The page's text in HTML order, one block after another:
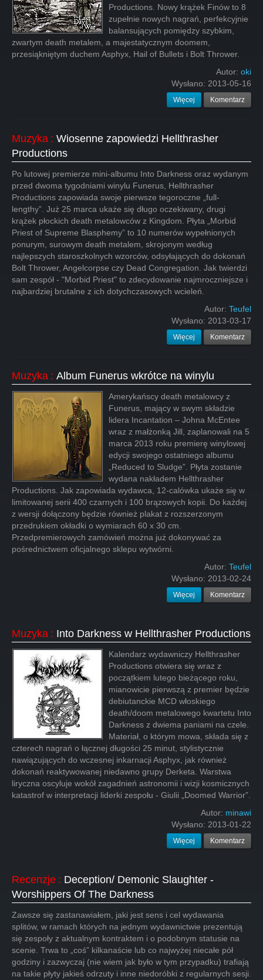
Productions. Nowy krążek Finów to 8
zupełnie nowych nagrań, perfekcyjnie
balansujących pomiędzy szybkim,
zwartym death metalem, a majestatycznym doomem,
przesiąkniętym duchem Asphyx, Hail of Bullets i Bolt Thrower.
Autor: oki
Wysłano: 2013-05-16
Więcej Komentarz
Muzyka : Wiosenne zapowiedzi Hellthrasher
Productions
Po lutowej premierze mini-albumu Into Darkness oraz wydanym
przed dwoma tygodniami winylu Funerus, Hellthrasher
Productions zapowiada swoje pierwsze tegoroczne „full-
lengthy”. Już 25 marca ukaże się długo oczekiwany, drugi
krążek płockich death metalowców z Kingdom. Płyta „Morbid
Priest of Supreme Blasphemy” to 10 numerów wypełnionych
ponurym, surowym death metalem, skrojonym według
najlepszych staroszkolnych wzorców, odsyłających do dokonań
Bolt Thrower, Angelcorpse czy Dead Congregation. Jak twierdzi
sam zespół - "Morbid Priest" to zdecydowanie najmroczniejsze i
najbardziej brutalne z ich dotychczasowych wcieleń.
Autor: Teufel
Wysłano: 2013-03-17
Więcej Komentarz
Muzyka : Album Funerus wkrótce na winylu
Amerykańscy death metalowcy z
Funerus, mający w swym składzie
lidera Incantation – Johna McEntee
wraz z małżonką Jill, zaplanowali na 5
marca 2013 roku premierę winylowej
edycji swojego ostatniego albumu
„Reduced to Sludge”. Płyta zostanie
wydana nakładem Hellthrasher
Productions. Jak zapowiada wydawca, 12-calówka ukaże się w
limitowanej serii 400 czarnych i 100 brązowych kopii. Do każdej
z wersji dołączony będzie również plakat z rozszerzonym
przedrukiem okładki o wymiarach 60 x 30 cm.
Przedpremierowych zamówień można już dokonywać za
pośrednictwem oficjalnego sklepu wytwórni.
Autor: Teufel
Wysłano: 2013-02-24
Więcej Komentarz
Muzyka : Into Darkness w Hellthrasher Productions
Kalendarz wydawniczy Hellthrasher
Productions otwiera się wraz z
początkiem lutego bieżącego roku,
mianowicie pierwszą z premier będzie
debiutanckie MCD włoskiego
death/doom metalowego kwartetu Into
Darkness z dwiema paniami na czele.
Materiał, o którym mowa, składa się z
czterech nagrań o łącznej długości 25 minut, stylistycznie
nawiązujących do wczesnej inkarnacji Asphyx, jak również
dokonań reaktywowanej niedawno grupy Derketa. Warstwa
liryczna oscyluje wokół zagadnień astronomii i wizji kosmicznych
katastrof w interpretacji liderki zespołu - Giulii „Doomed Warrior”.
Autor: minawi
Wysłano: 2013-01-22
Więcej Komentarz
Recenzje : Deception/ Demonic Slaughter -
Worshippers Of The Darkness
Zawsze się zastanawiałem, jaki jest sens i cel wydawania
splitów, w ramach których na jednym wydawnictwie prezentują
się zespoły z aktualnym kontraktem i o podobnym statusie na
scenie. Trwa to „coś” kilkanaście lub co najwyżej niecałe pół
godziny i zazwyczaj (nie wiem jak było w tym przypadku) trafiają
na takie płyty jakieś odrzuty i inne niedoróbki z regularnych sesji.